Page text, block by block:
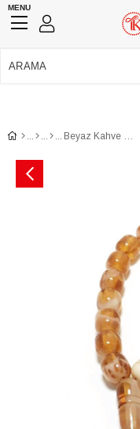
MENU
Beyaz Kahve renkli 17 lik Efe Tesbih